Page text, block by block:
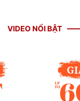
VIDEO NỔI BẬT